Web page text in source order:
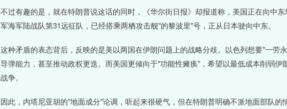
不过有趣的是，就在特朗普说这话的同时，《华尔街日报》却报道称，美国正在向中
军海军陆战队第31远征队，已经搭乘两栖攻击舰"的黎波里"号，正从日本驶向中东。
这种矛盾的表态背后，反映的是美以两国在伊朗问题上的战略分歧。以色列想要"一
导弹能力，甚至推动政权更迭。而美国更倾向于"功能性瘫痪"，希望以最低成本削弱伊
战争。
因此，内塔尼亚胡的"地面成分"论调，听起来很硬气，但在特朗普明确不派地面部队的